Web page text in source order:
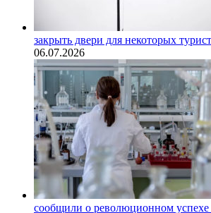
закрыть двери для некоторых
06.07.2026
сообщили о революционном успехе